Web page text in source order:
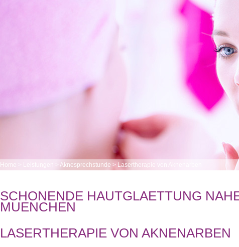
Home Leistungen > Aknesprechstunde > Lasertherapie von Aknenarben
SCHONENDE HAUTGLAETTUNG
MUENCHEN
LASERTHERAPIE VON AKNENARBEN